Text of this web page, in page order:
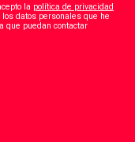
la política de privacidad
datos personales que he
que puedan contactar